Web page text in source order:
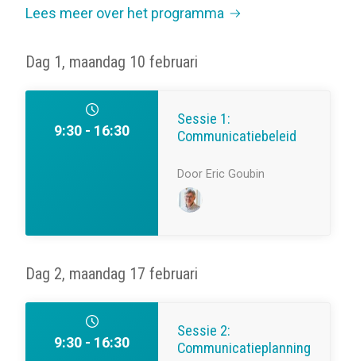
Dag 1, maandag 10 februari
9:30 - 16:30
Sessie 1:
Communicatiebeleid
Door Eric Goubin
Dag 2, maandag 17 februari
9:30 - 16:30
Sessie 2:
Communicatieplanning
Lees meer over het programma